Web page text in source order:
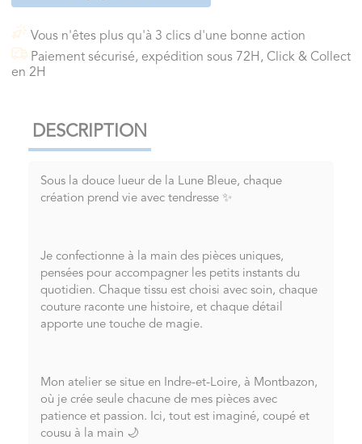
Vous n'êtes plus qu'à 3 clics d'une bonne action
Paiement sécurisé, expédition sous 72H, Click & Collect
en 2H
DESCRIPTION
Sous la douce lueur de la Lune Bleue, chaque
création prend vie avec tendresse ✨
Je confectionne à la main des pièces uniques,
pensées pour accompagner les petits instants du
quotidien. Chaque tissu est choisi avec soin, chaque
couture raconte une histoire, et chaque détail
apporte une touche de magie.
Mon atelier se situe en Indre-et-Loire, à Montbazon,
où je crée seule chacune de mes pièces avec
patience et passion. Ici, tout est imaginé, coupé et
cousu à la main 🌙